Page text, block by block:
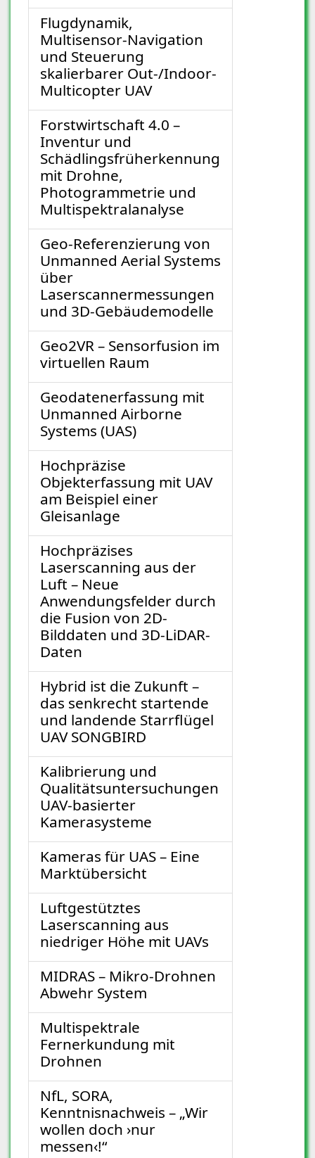
Flugdynamik,
Multisensor-Navigation
und Steuerung
skalierbarer Out-/Indoor-
Multicopter UAV
Forstwirtschaft 4.0 –
Inventur und
Schädlingsfrüherkennung
mit Drohne,
Photogrammetrie und
Multispektralanalyse
Geo-Referenzierung von
Unmanned Aerial Systems
über
Laserscannermessungen
und 3D-Gebäudemodelle
Geo2VR – Sensorfusion im
virtuellen Raum
Geodatenerfassung mit
Unmanned Airborne
Systems (UAS)
Hochpräzise
Objekterfassung mit UAV
am Beispiel einer
Gleisanlage
Hochpräzises
Laserscanning aus der
Luft – Neue
Anwendungsfelder durch
die Fusion von 2D-
Bilddaten und 3D-LiDAR-
Daten
Hybrid ist die Zukunft –
das senkrecht startende
und landende Starrflügel
UAV SONGBIRD
Kalibrierung und
Qualitätsuntersuchungen
UAV-basierter
Kamerasysteme
Kameras für UAS – Eine
Marktübersicht
Luftgestütztes
Laserscanning aus
niedriger Höhe mit UAVs
MIDRAS – Mikro-Drohnen
Abwehr System
Multispektrale
Fernerkundung mit
Drohnen
NfL, SORA,
Kenntnisnachweis – „Wir
wollen doch ›nur
messen‹!“